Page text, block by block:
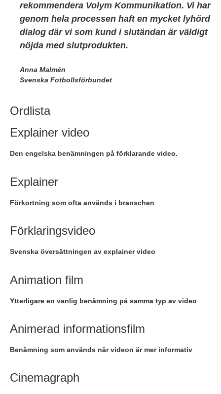
rekommendera Volym Kommunikation. Vi har
genom hela processen haft en mycket lyhörd
dialog där vi som kund i slutändan är väldigt
nöjda med slutprodukten.
Anna Malmén
Svenska Fotbollsförbundet
Ordlista
Explainer video
Den engelska benämningen på förklarande video.
Explainer
Förkortning som ofta används i branschen
Förklaringsvideo
Svenska översättningen av explainer video
Animation film
Ytterligare en vanlig benämning på samma typ av video
Animerad informationsfilm
Benämning som används när videon är mer informativ
Cinemagraph